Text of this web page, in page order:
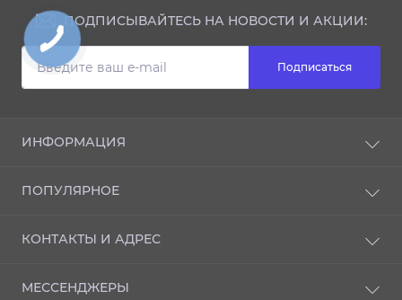
ПОДПИСЫВАЙТЕСЬ НА НОВОСТИ И АКЦИИ:
Подписаться
ИНФОРМАЦИЯ
Отзывы
Доставка и оплата
Стать партнером
ПОПУЛЯРНОЕ
ИНТЕРЬЕР
КОНТАКТЫ И АДРЕС
МЕССЕНДЖЕРЫ